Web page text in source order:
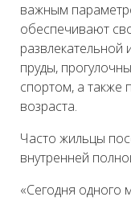
важным
обеспечивают
развлекательной
пруды,
спортом, а также
возраста.
Часто жильцы
внутренней
«Сегодня одного